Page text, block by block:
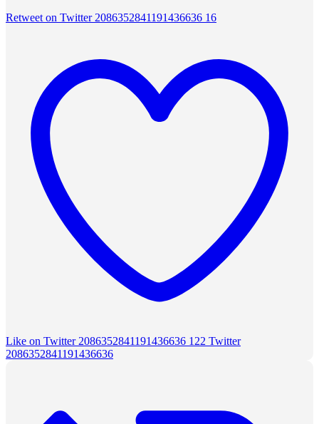
Retweet on Twitter 2086352841191436636 16
Like on Twitter 2086352841191436636 122 Twitter
2086352841191436636